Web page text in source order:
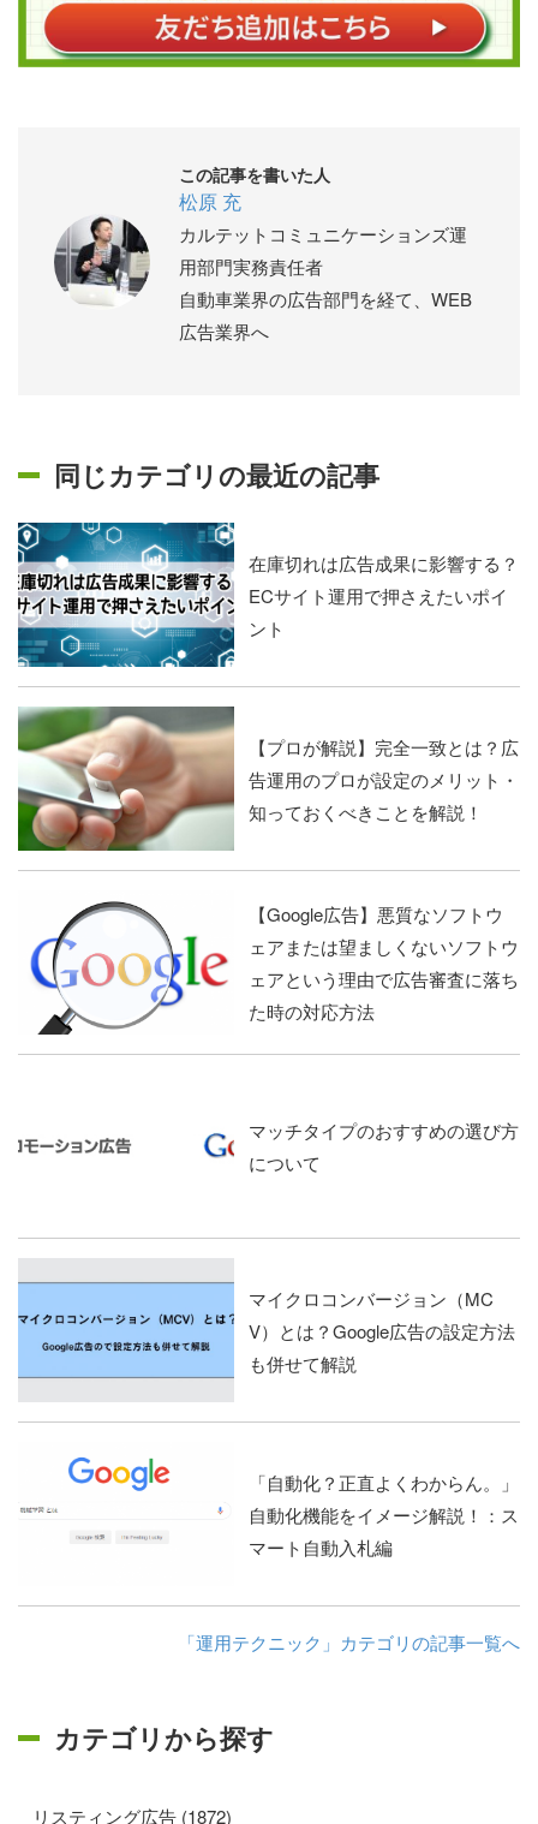
この記事を書いた人
松原 充
カルテットコミュニケーションズ運
用部門実務責任者
自動車業界の広告部門を経て、WEB
広告業界へ
同じカテゴリの最近の記事
在庫切れは広告成果に影響する？
ECサイト運用で押さえたいポイ
ント
【プロが解説】完全一致とは？広
告運用のプロが設定のメリット・
知っておくべきことを解説！
【Google広告】悪質なソフトウ
ェアまたは望ましくないソフトウ
ェアという理由で広告審査に落ち
た時の対応方法
マッチタイプのおすすめの選び方
について
マイクロコンバージョン（MC
V）とは？Google広告の設定方法
も併せて解説
「自動化？正直よくわからん。」
自動化機能をイメージ解説！：ス
マート自動入札編
「運用テクニック」カテゴリの記事一覧へ
カテゴリから探す
リスティング広告 (1872)